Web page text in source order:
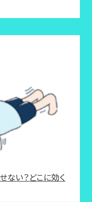
ない？どこに効く